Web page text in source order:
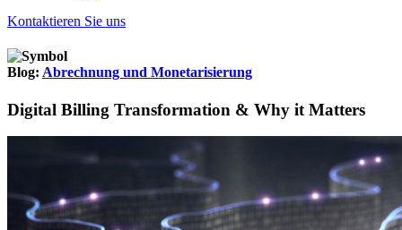
Kontaktieren Sie uns
Blog: Abrechnung und Monetarisierung
Digital Billing Transformation & Why it Matters